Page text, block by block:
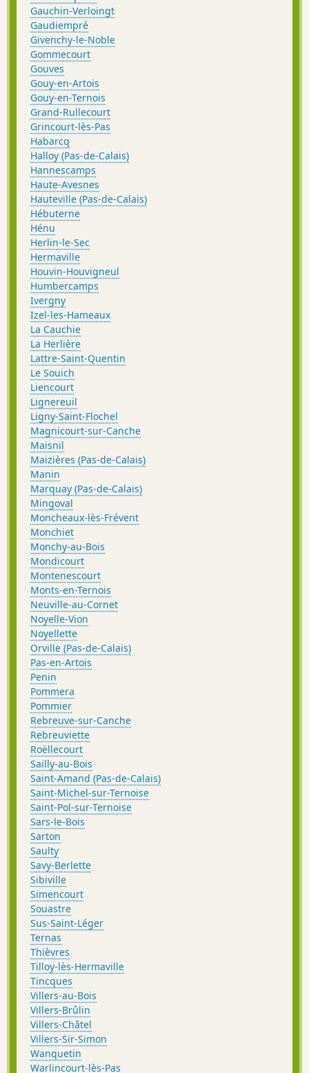
Gauchin-Verloingt
Gaudiempré
Givenchy-le-Noble
Gommecourt
Gouves
Gouy-en-Artois
Gouy-en-Ternois
Grand-Rullecourt
Grincourt-lès-Pas
Habarcq
Halloy (Pas-de-Calais)
Hannescamps
Haute-Avesnes
Hauteville (Pas-de-Calais)
Hébuterne
Hénu
Herlin-le-Sec
Hermaville
Houvin-Houvigneul
Humbercamps
Ivergny
Izel-les-Hameaux
La Cauchie
La Herlière
Lattre-Saint-Quentin
Le Souich
Liencourt
Lignereuil
Ligny-Saint-Flochel
Magnicourt-sur-Canche
Maisnil
Maizières (Pas-de-Calais)
Manin
Marquay (Pas-de-Calais)
Mingoval
Moncheaux-lès-Frévent
Monchiet
Monchy-au-Bois
Mondicourt
Montenescourt
Monts-en-Ternois
Neuville-au-Cornet
Noyelle-Vion
Noyellette
Orville (Pas-de-Calais)
Pas-en-Artois
Penin
Pommera
Pommier
Rebreuve-sur-Canche
Rebreuviette
Roëllecourt
Sailly-au-Bois
Saint-Amand (Pas-de-Calais)
Saint-Michel-sur-Ternoise
Saint-Pol-sur-Ternoise
Sars-le-Bois
Sarton
Saulty
Savy-Berlette
Sibiville
Simencourt
Souastre
Sus-Saint-Léger
Ternas
Thièvres
Tilloy-lès-Hermaville
Tincques
Villers-au-Bois
Villers-Brûlin
Villers-Châtel
Villers-Sir-Simon
Wanquetin
Warlincourt-lès-Pas